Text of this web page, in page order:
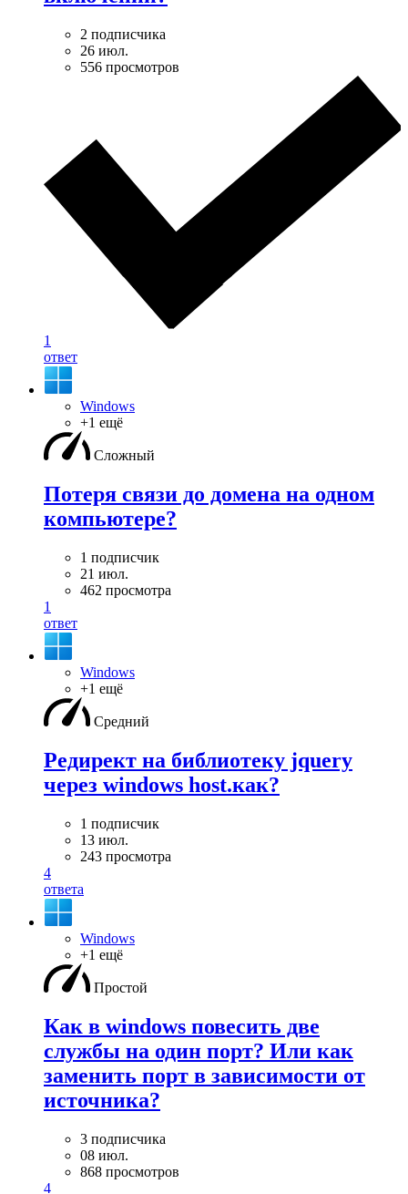
2 подписчика
26 июл.
556 просмотров
1
ответ
Windows
+1 ещё
Сложный
Потеря связи до домена на одном
компьютере?
1 подписчик
21 июл.
462 просмотра
1
ответ
Windows
+1 ещё
Средний
Редирект на библиотеку jquery
через windows host.как?
1 подписчик
13 июл.
243 просмотра
4
ответа
Windows
+1 ещё
Простой
Как в windows повесить две
службы на один порт? Или как
заменить порт в зависимости от
источника?
3 подписчика
08 июл.
868 просмотров
4